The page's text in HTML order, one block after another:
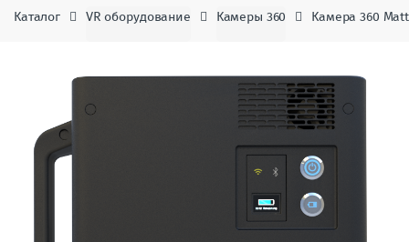
Каталог VR оборудование Камеры 360 Камера 360